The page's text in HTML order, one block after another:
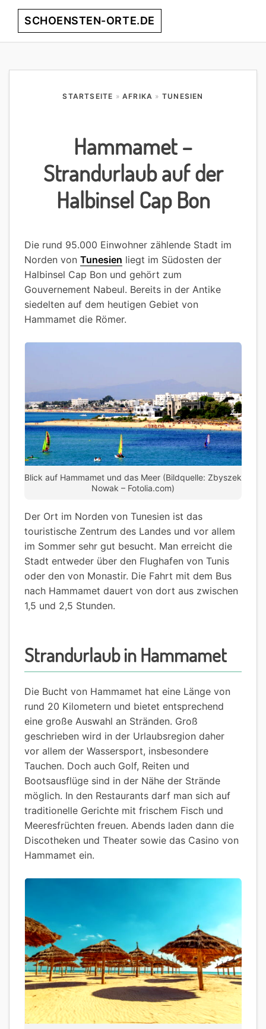
Skip
Skip
Skip
Skip
SCHOENSTEN-ORTE.DE
STARTSEITE »AFRIKA » TUNESIEN
Hammamet –
Strandurlaub auf der
Halbinsel Cap Bon
Die rund 95.000 Einwohner zählende Stadt im
Norden von Tunesien liegt im Südosten der
Halbinsel Cap Bon und gehört zum
Gouvernement Nabeul. Bereits in der Antike
siedelten auf dem heutigen Gebiet von
Hammamet die Römer.
Blick auf Hammamet und das Meer (Bildquelle: Zbyszek
Nowak – Fotolia.com)
Der Ort im Norden von Tunesien ist das
touristische Zentrum des Landes und vor allem
im Sommer sehr gut besucht. Man erreicht die
Stadt entweder über den Flughafen von Tunis
oder den von Monastir. Die Fahrt mit dem Bus
nach Hammamet dauert von dort aus zwischen
1,5 und 2,5 Stunden.
Strandurlaub in Hammamet
Die Bucht von Hammamet hat eine Länge von
rund 20 Kilometern und bietet entsprechend
eine große Auswahl an Stränden. Groß
geschrieben wird in der Urlaubsregion daher
vor allem der Wassersport, insbesondere
Tauchen. Doch auch Golf, Reiten und
Bootsausflüge sind in der Nähe der Strände
möglich. In den Restaurants darf man sich auf
traditionelle Gerichte mit frischem Fisch und
Meeresfrüchten freuen. Abends laden dann die
Discotheken und Theater sowie das Casino von
Hammamet ein.